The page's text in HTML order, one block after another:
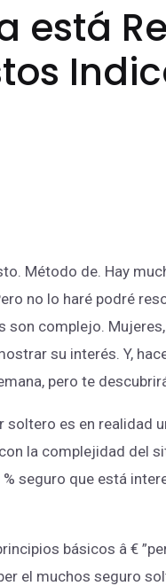
está
Método de. Hay
no lo haré podré
complejo.
su interés. Y,
pero te
es en realidad
la complejidad del
seguro que está
básicos â €
el muchos seguro